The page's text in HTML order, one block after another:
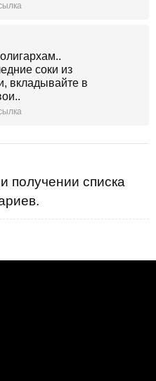
соки из
вкладывайте в
получении списка